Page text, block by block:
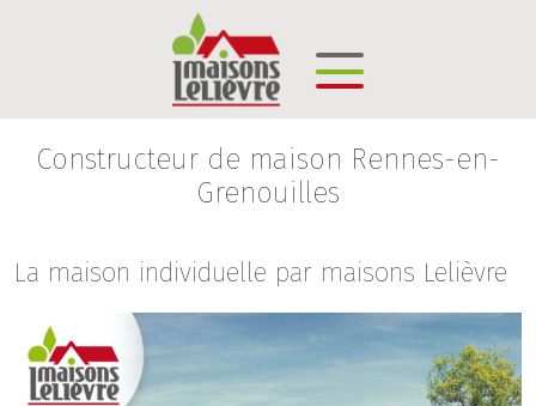
Constructeur de maison Rennes-en-
Grenouilles
La maison individuelle par maisons Lelièvre